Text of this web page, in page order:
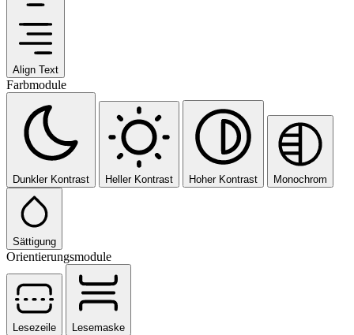
Align Text
Farbmodule
Dunkler Kontrast Heller Kontrast Hoher Kontrast Monochrom
Sättigung
Orientierungsmodule
Lesezeile
Lesemaske